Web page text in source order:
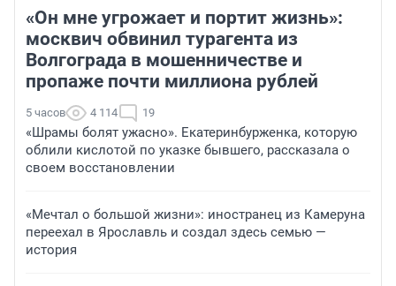
«Он мне угрожает и портит жизнь»:
москвич обвинил турагента из
Волгограда в мошенничестве и
пропаже почти миллиона рублей
5 часов 4 114 19
«Шрамы болят ужасно». Екатеринбурженка, которую
облили кислотой по указке бывшего, рассказала о
своем восстановлении
«Мечтал о большой жизни»: иностранец из Камеруна
переехал в Ярославль и создал здесь семью —
история